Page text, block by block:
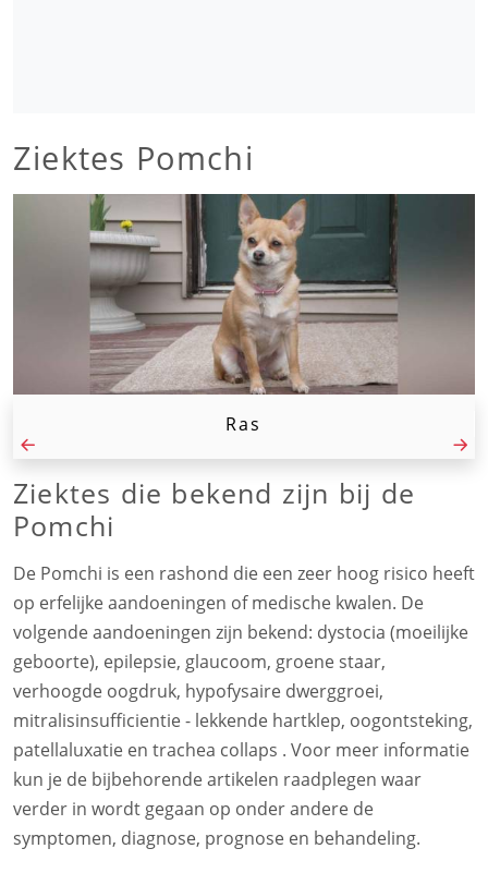
Ziektes Pomchi
Ras
Ziektes die bekend zijn bij de
Pomchi
De Pomchi is een rashond die een zeer hoog risico heeft
op erfelijke aandoeningen of medische kwalen. De
volgende aandoeningen zijn bekend: dystocia (moeilijke
geboorte), epilepsie, glaucoom, groene staar,
verhoogde oogdruk, hypofysaire dwerggroei,
mitralisinsufficientie - lekkende hartklep, oogontsteking,
patellaluxatie en trachea collaps . Voor meer informatie
kun je de bijbehorende artikelen raadplegen waar
verder in wordt gegaan op onder andere de
symptomen, diagnose, prognose en behandeling.